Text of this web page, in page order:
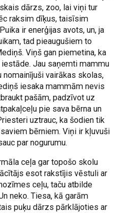
dārzs, zoo, lai viņi tur
raksim dīķus, taisīsim
ir enerģijas avots, un, ja
tad pieaugušiem to
Viņš gan piemetina, ka
Jau saņemti mammu
nomainījuši vairākas skolas,
iesaka mammām nevis
pašām, padzīvot uz
pie sava bērna un
uztrauc, ka šodien tik
bērniem. Viņi ir kļuvuši
par nogurumu.
ceļa gar topošo skolu
esot rakstījis vēstuli ar
ceļu, taču atbilde
neko. Tiesa, kā garām
puķu dārzs pārklājoties ar